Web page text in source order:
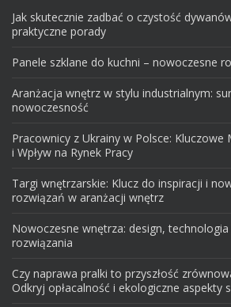
Jak skutecznie zadbać o czystość
praktyczne porady
Panele szklane do kuchni – nowoczesne
Aranżacja wnętrz w stylu industrialnym:
nowoczesność
Pracownicy z Ukrainy w Polsce: Kluczowe
i Wpływ na Rynek Pracy
Targi wnętrzarskie: Klucz do inspiracji i
rozwiązań w aranżacji wnętrz
Nowoczesne wnętrza: design,
rozwiązania
Czy naprawa pralki to przyszłość
Odkryj opłacalność i ekologiczne aspekty